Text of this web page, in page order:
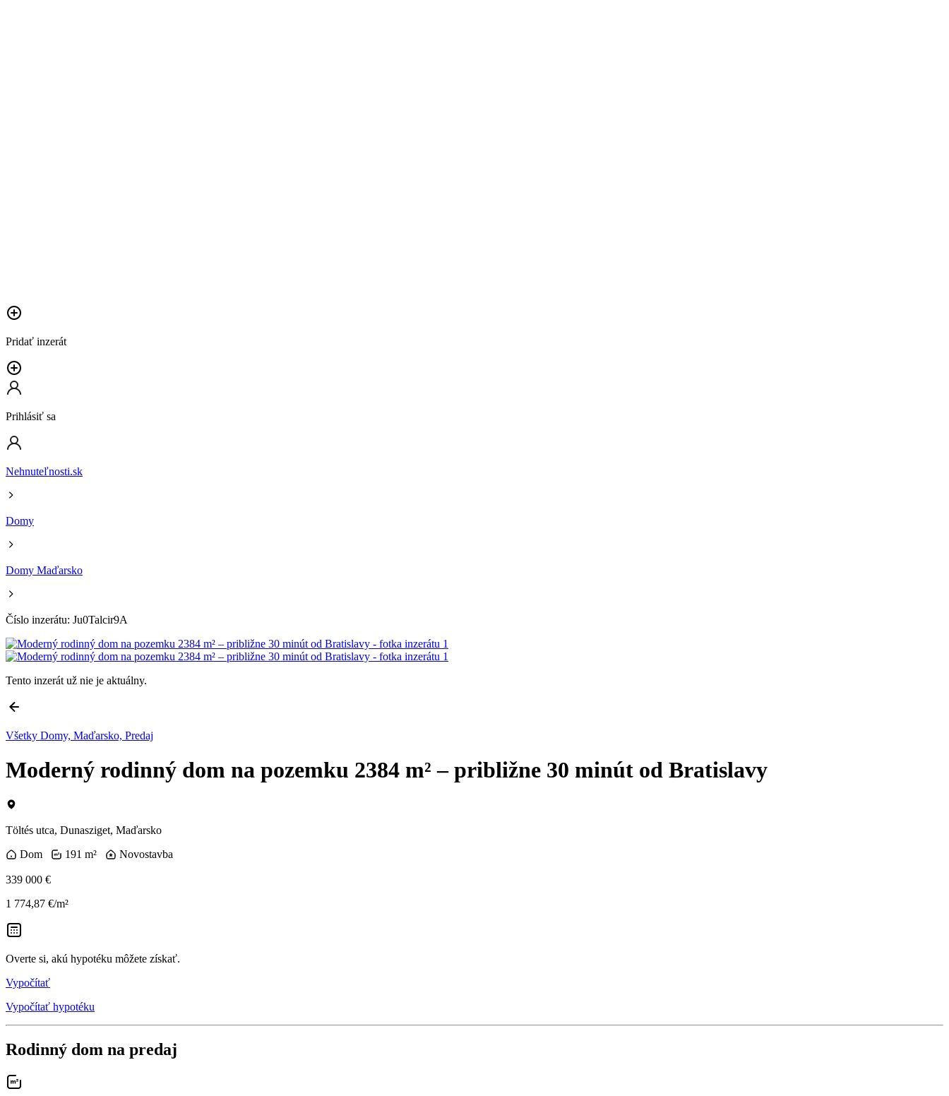
Pridať inzerát
Prihlásiť sa
Nehnuteľnosti.sk
Domy
Domy Maďarsko
Číslo inzerátu: Ju0Talcir9A
Tento inzerát už nie je aktuálny.
Všetky Domy, Maďarsko, Predaj
Moderný rodinný dom na pozemku 2384 m² – približne 30 minút od Bratislavy
Töltés utca, Dunasziget, Maďarsko
Dom
191 m² Novostavba
339 000 €
1 774,87 €/m²
Overte si, akú hypotéku môžete získať.
Vypočítať
Vypočítať hypotéku
Rodinný dom na predaj